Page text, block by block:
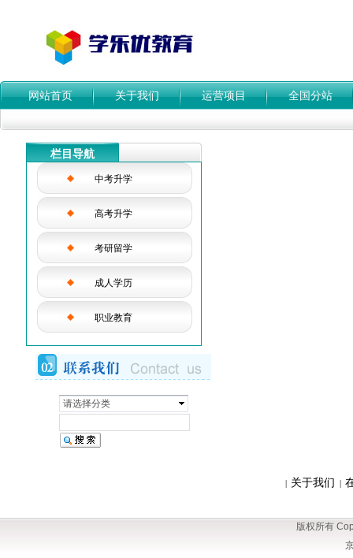
网站首页 关于我们 运营项目 全国分站
请选择分类
栏目导航
中考升学
高考升学
考研留学
成人学历
职业教育
| 关于我们 |
版权所有